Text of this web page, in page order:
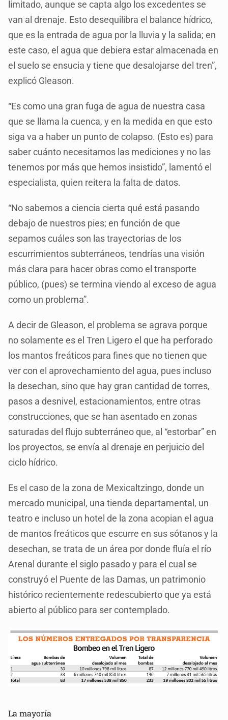
limitado, aunque se capta algo los excedentes se
van al drenaje. Esto desequilibra el balance hídrico,
que es la entrada de agua por la lluvia y la salida; en
este caso, el agua que debiera estar almacenada en
el suelo se ensucia y tiene que desalojarse del tren”,
explicó Gleason.
“Es como una gran fuga de agua de nuestra casa
que se llama la cuenca, y en la medida en que esto
siga va a haber un punto de colapso. (Esto es) para
saber cuánto necesitamos las mediciones y no las
tenemos por más que hemos insistido”, lamentó el
especialista, quien reitera la falta de datos.
“No sabemos a ciencia cierta qué está pasando
debajo de nuestros pies; en función de que
sepamos cuáles son las trayectorias de los
escurrimientos subterráneos, tendrías una visión
más clara para hacer obras como el transporte
público, (pues) se termina viendo al exceso de agua
como un problema”.
A decir de Gleason, el problema se agrava porque
no solamente es el Tren Ligero el que ha perforado
los mantos freáticos para fines que no tienen que
ver con el aprovechamiento del agua, pues incluso
la desechan, sino que hay gran cantidad de torres,
pasos a desnivel, estacionamientos, entre otras
construcciones, que se han asentado en zonas
saturadas del flujo subterráneo que, al “estorbar” en
los proyectos, se envía al drenaje en perjuicio del
ciclo hídrico.
Es el caso de la zona de Mexicaltzingo, donde un
mercado municipal, una tienda departamental, un
teatro e incluso un hotel de la zona acopian el agua
de mantos freáticos que escurre en sus sótanos y la
desechan, se trata de un área por donde fluía el río
Arenal durante el siglo pasado y para el cual se
construyó el Puente de las Damas, un patrimonio
histórico recientemente redescubierto que ya está
abierto al público para ser contemplado.
La mayoría